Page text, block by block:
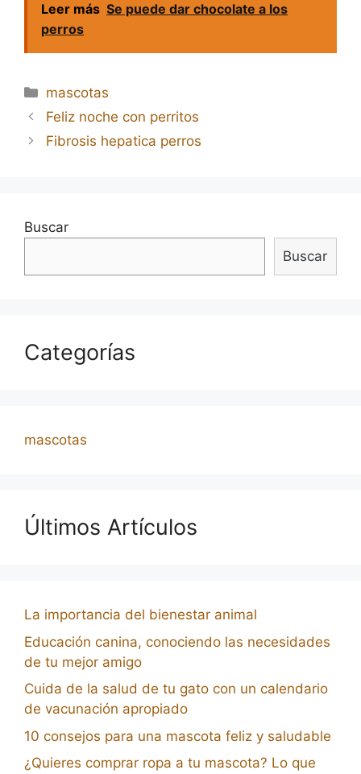
Leer más Se puede dar chocolate a los
perros
Categorías
mascotas
Navegación
de
Feliz noche con perritos
Fibrosis hepatica perros
Buscar
Buscar
Categorías
mascotas
Últimos Artículos
La importancia del bienestar animal
Educación canina, conociendo las necesidades
de tu mejor amigo
Cuida de la salud de tu gato con un calendario
de vacunación apropiado
10 consejos para una mascota feliz y saludable
¿Quieres comprar ropa a tu mascota? Lo que